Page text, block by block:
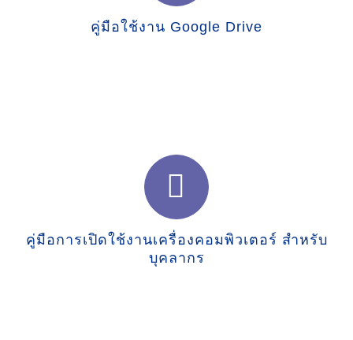
คู่มือใช้งาน Google Drive
คู่มือการเปิดใช้งานเครื่องคอมพิวเตอร์ สำหรับ
บุคลากร